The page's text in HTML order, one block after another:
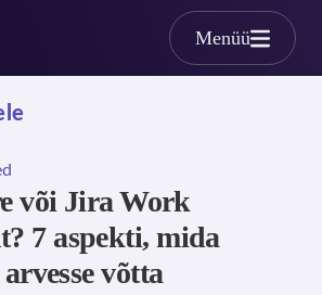
Menüü
või Jira Work
7 aspekti, mida
võtta